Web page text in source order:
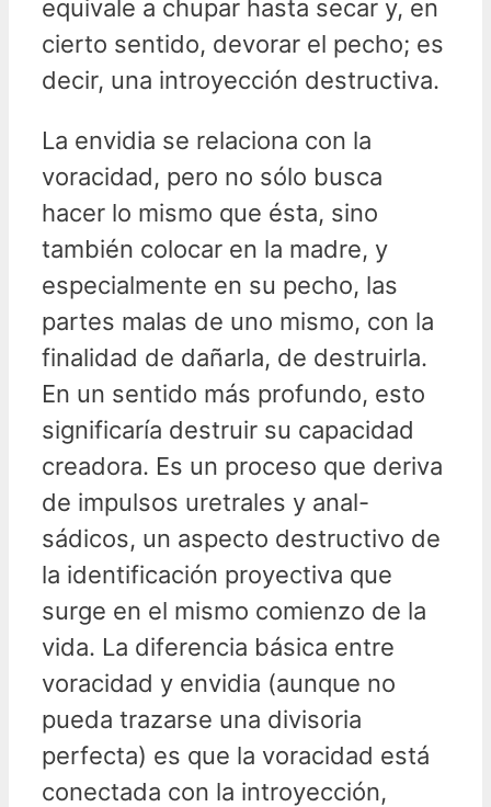
equivale a chupar hasta secar y, en
cierto sentido, devorar el pecho; es
decir, una introyección destructiva.
La envidia se relaciona con la
voracidad, pero no sólo busca
hacer lo mismo que ésta, sino
también colocar en la madre, y
especialmente en su pecho, las
partes malas de uno mismo, con la
finalidad de dañarla, de destruirla.
En un sentido más profundo, esto
significaría destruir su capacidad
creadora. Es un proceso que deriva
de impulsos uretrales y anal-
sádicos, un aspecto destructivo de
la identificación proyectiva que
surge en el mismo comienzo de la
vida. La diferencia básica entre
voracidad y envidia (aunque no
pueda trazarse una divisoria
perfecta) es que la voracidad está
conectada con la introyección,